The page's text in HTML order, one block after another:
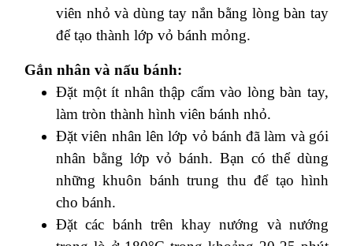
viên nhỏ và dùng tay nắn bằng lòng bàn tay
để tạo thành lớp vỏ bánh mỏng.
Gắn nhân và nấu bánh:
Đặt một ít nhân thập cẩm vào lòng bàn tay,
làm tròn thành hình viên bánh nhỏ.
Đặt viên nhân lên lớp vỏ bánh đã làm và gói
nhân bằng lớp vỏ bánh. Bạn có thể dùng
những khuôn bánh trung thu để tạo hình
cho bánh.
Đặt các bánh trên khay nướng và nướng